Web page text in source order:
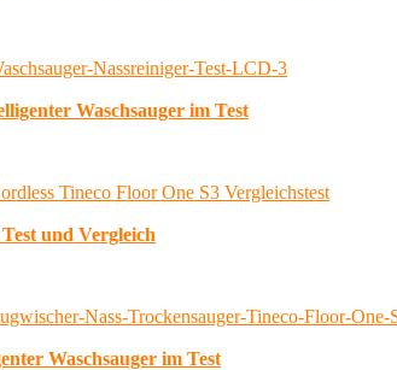
Waschsauger im Test
und Vergleich
Waschsauger im Test